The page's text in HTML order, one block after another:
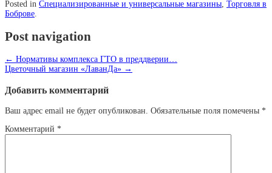
Posted in Специализированные и универсальные магазины Торговля в
Боброве
Post navigation
← Нормативы комплекса ГТО в преддверии…
Цветочный магазин «ЛаванДа» →
Добавить комментарий
Ваш адрес email не будет опубликован. Обязательные поля помечены *
Комментарий *